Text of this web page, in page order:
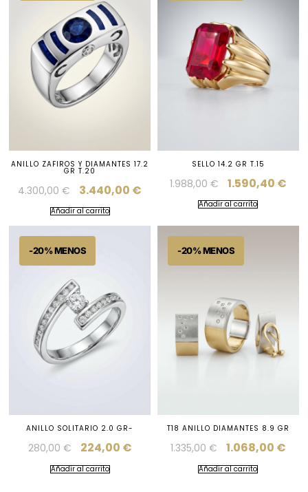
ANILLO ZAFIROS Y DIAMANTES 17.2
GR T.20
4.300,00€ 3.440,00 €
Añadir al carrito
SELLO 14.2 GR T.15
1.988,00 € 1.590,40 €
Añadir al carrito
ANILLO SOLITARIO 2.0 GR-
280,00 € 224,00 €
Añadir al carrito
T18 ANILLO DIAMANTES 8.9 GR
1.335,00 € 1.068,00 €
Añadir al carrito